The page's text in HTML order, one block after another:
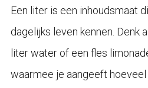
Een liter is een inhoudsmaat
dagelijks leven kennen. Denk
liter water of een fles
waarmee je aangeeft